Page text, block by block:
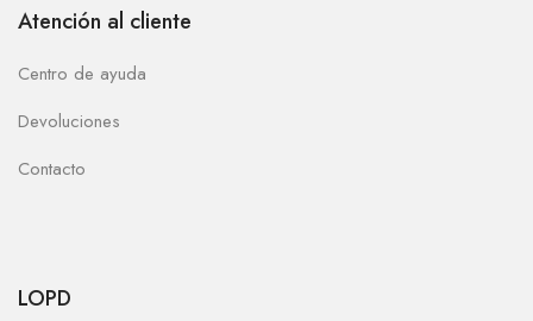
Atención al cliente
Centro de ayuda
Devoluciones
Contacto
LOPD